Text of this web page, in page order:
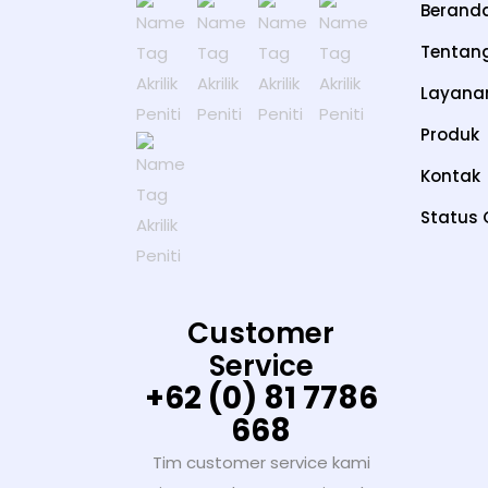
Customer
Service
+62 (0) 81 7786
668
Tim customer service kami
Produk
Kontak
Status